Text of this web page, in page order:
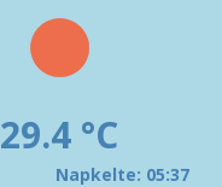
29.4 °C
Napkelte: 05:37